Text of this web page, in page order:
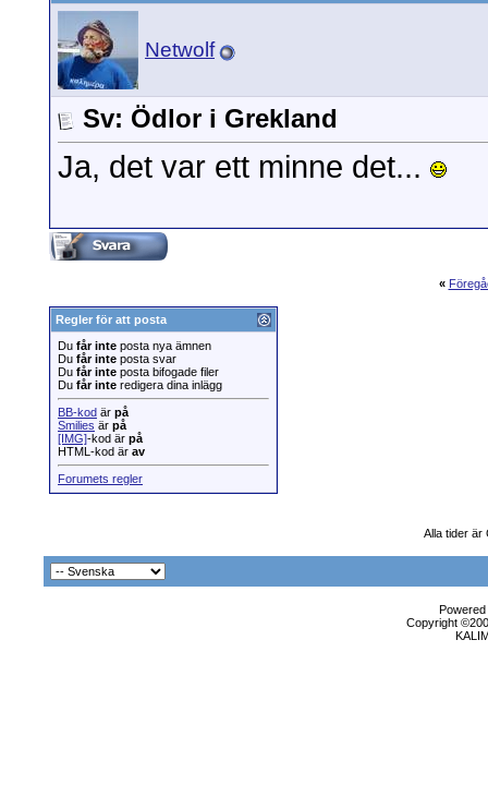
Netwolf
Sv: Ödlor i Grekland
Ja, det var ett minne det...
«
Regler för att posta
Du får inte posta nya ämnen
Du får inte posta svar
Du får inte posta bifogade filer
Du får inte redigera dina inlägg
BB-kod är på
Smilies är på
[IMG]-kod är på
HTML-kod är av
Forumets regler
Alla tider är
Copyright